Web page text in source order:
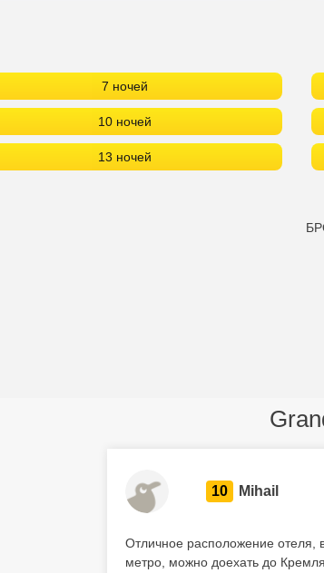
7 ночей
10 ночей
13 ночей
10 Mihail
Отличное расположение отеля,
метро, можно доехать до